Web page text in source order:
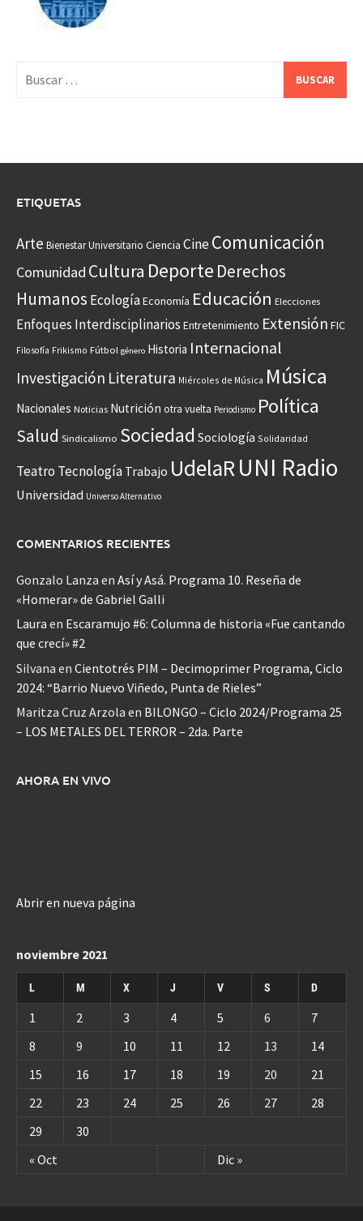
ETIQUETAS
Arte Bienestar Universitario Ciencia CineComunicación
Comunidad Cultura Deporte Derechos
Humanos EcologíaEconomía Educación Elecciones
Enfoques Interdisciplinarios Entretenimiento Extensión FIC
Filosofía Frikismo Fútbol género Historia Internacional
Investigación Literatura Miércoles de Música Música
Nacionales Noticias Nutrición otra vuelta Periodismo Política
Salud Sindicalismo Sociedad Sociología Solidaridad
Teatro Tecnología Trabajo UdelaR UNI Radio
Universidad Universo Alternativo
COMENTARIOS RECIENTES
Gonzalo Lanza en Así y Asá. Programa 10. Reseña de
«Homerar» de Gabriel Galli
Laura en Escaramujo #6: Columna de historia «Fue cantando
que crecí» #2
Silvana en Cientotrés PIM – Decimoprimer Programa, Ciclo
2024: “Barrio Nuevo Viñedo, Punta de Rieles”
Maritza Cruz Arzola en BILONGO – Ciclo 2024/Programa 25
– LOS METALES DEL TERROR – 2da. Parte
AHORA EN VIVO
Abrir en nueva página
noviembre 2021
L M X J V S D
« Oct Dic »
1 2 3 4 5 6
7
8
9 10 11 12 13
14
15
16 17 18 19 20
21
22
23 24 25 26 27
28
29
30